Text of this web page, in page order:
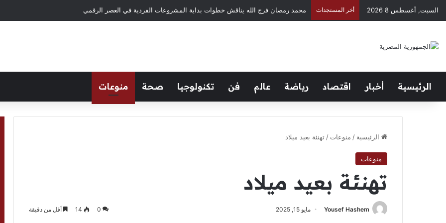
السبت, أغسطس 8 2026 أخر المستجدات
الرئيسية أخبار اقتصاد رياضة عالم فن تكنولوجيا صحة منوعات
الرئيسية / منوعات / تهنئة بعيد ميلاد
منوعات
تهنئة بعيد ميلاد
Yousef Hashem مايو 15, 2025 0
14 أقل من دقيقة